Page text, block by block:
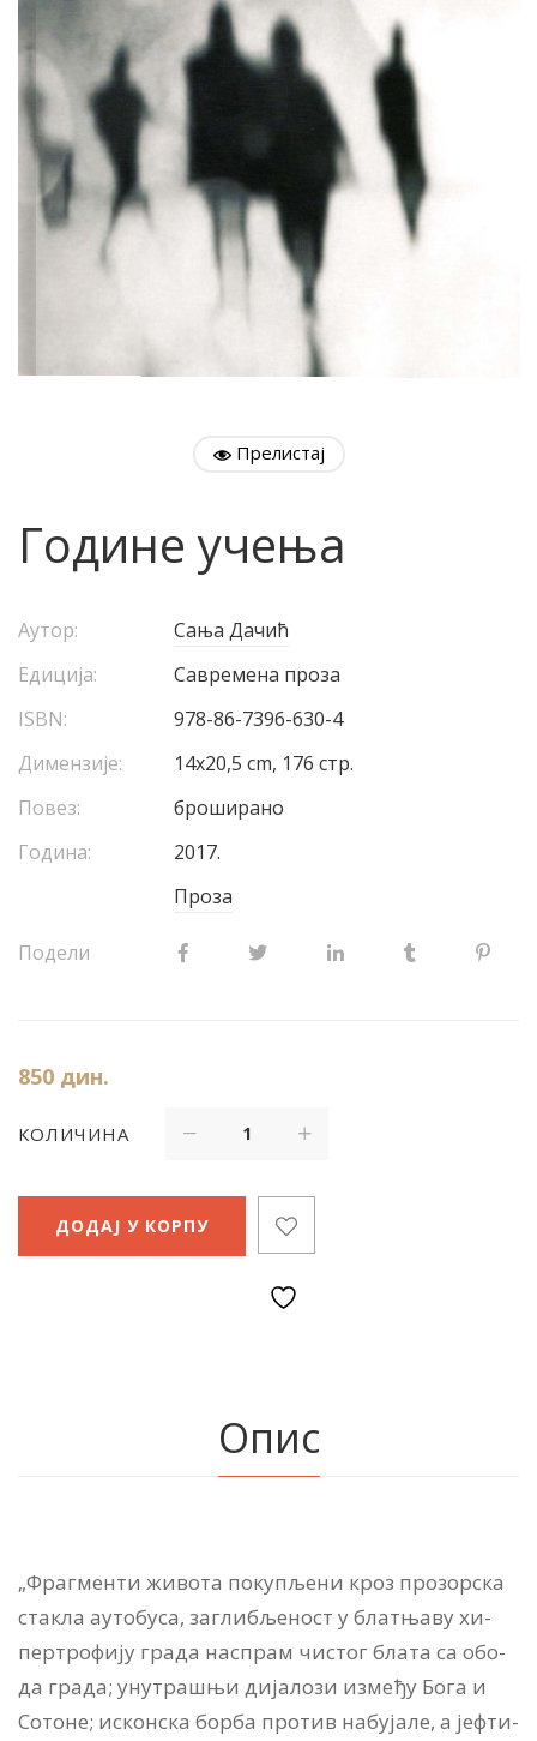
Прелистај
Године учења
Аутор:
Сања Дачић
Едиција:
Савремена проза
ISBN:
978-86-7396-630-4
Димензије:
14x20,5 cm, 176 стр.
Повез:
броширано
Година:
2017.
Проза
Подели
850 дин.
КОЛИЧИНА
ДОДАЈ У КОРПУ
Опис
„Фраг­мен­ти жи­во­та по­ку­пље­ни кроз про­зор­ска
ста­кла ауто­бу­са, за­гли­бље­ност у блат­ња­ву хи­
пер­тро­фи­ју гра­да на­спрам чи­стог бла­та са обо­
да гра­да; уну­тра­шњи ди­ја­ло­зи из­ме­ђу Бо­га и
Со­то­не; искон­ска бор­ба про­тив на­бу­ја­ле, а јеф­ти­